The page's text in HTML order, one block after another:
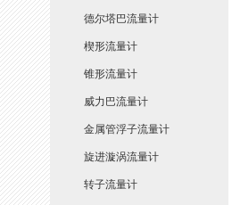
德尔塔巴流量计
楔形流量计
锥形流量计
威力巴流量计
金属管浮子流量计
旋进漩涡流量计
转子流量计